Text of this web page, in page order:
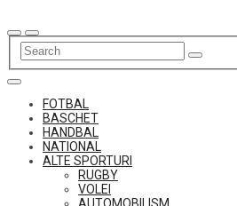
to
content
FOTBAL
BASCHET
HANDBAL
NATIONAL
ALTE SPORTURI
RUGBY
VOLEI
AUTOMOBILISM